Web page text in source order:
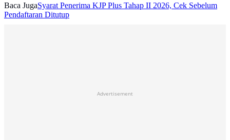
Baca JugaSyarat Penerima KJP Plus Tahap II 2026, Cek Sebelum
Pendaftaran Ditutup
Advertisement